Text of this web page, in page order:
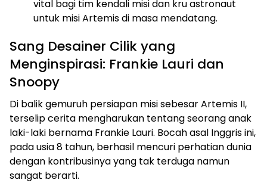
vital bagi tim kendali misi dan kru astronaut
untuk misi Artemis di masa mendatang.
Sang Desainer Cilik yang
Menginspirasi: Frankie Lauri dan
Snoopy
Di balik gemuruh persiapan misi sebesar Artemis II,
terselip cerita mengharukan tentang seorang anak
laki-laki bernama Frankie Lauri. Bocah asal Inggris ini,
pada usia 8 tahun, berhasil mencuri perhatian dunia
dengan kontribusinya yang tak terduga namun
sangat berarti.